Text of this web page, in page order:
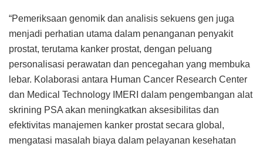
“Pemeriksaan genomik dan analisis sekuens gen juga
menjadi perhatian utama dalam penanganan penyakit
prostat, terutama kanker prostat, dengan peluang
personalisasi perawatan dan pencegahan yang membuka
lebar. Kolaborasi antara Human Cancer Research Center
dan Medical Technology IMERI dalam pengembangan alat
skrining PSA akan meningkatkan aksesibilitas dan
efektivitas manajemen kanker prostat secara global,
mengatasi masalah biaya dalam pelayanan kesehatan